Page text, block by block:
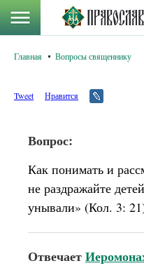
Главная Вопросы священнику
Tweet Нравится
Вопрос:
Как понимать и
не раздражайте
унывали» (Кол. 3:
Отвечает